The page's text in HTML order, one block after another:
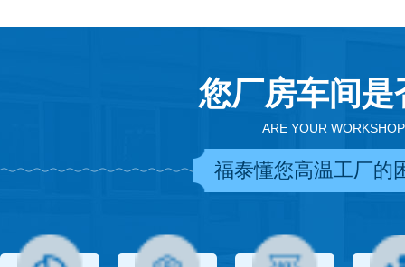
您厂房车间
ARE YOUR
福泰懂您高温工厂的